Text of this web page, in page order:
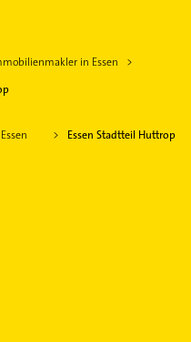
in Essen
Essen Essen Stadtteil Huttrop